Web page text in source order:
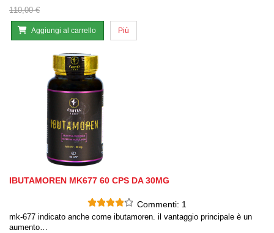
110,00 €
Aggiungi al carrello Più
IBUTAMOREN MK677 60 CPS DA 30MG
Commenti: 1
mk-677 indicato anche come ibutamoren. il vantaggio principale è un
aumento…